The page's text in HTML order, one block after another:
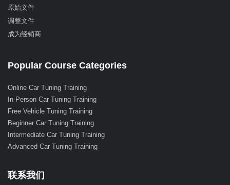
原始文件
调整文件
成为经销商
Popular Course Categories
Online Car Tuning Training
In-Person Car Tuning Training
Free Vehicle Tuning Training
Beginner Car Tuning Training
Intermediate Car Tuning Training
Advanced Car Tuning Training
联系我们